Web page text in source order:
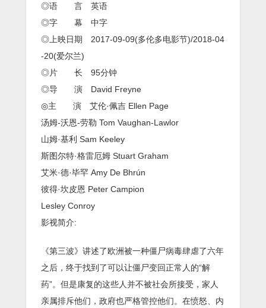
◎语 言 英语
◎字 幕 中字
◎上映日期 2017-09-09(多伦多电影节)/2018-04
-20(爱尔兰)
◎片 长 95分钟
◎导 演 David Freyne
◎主 演 艾伦·佩吉 Ellen Page
汤姆-沃恩-劳勒 Tom Vaughan-Lawlor
山姆·基利 Sam Keeley
斯图尔特·格雷厄姆 Stuart Graham
艾米·德·毕罕 Amy De Bhrún
彼得·坎皮恩 Peter Campion
Lesley Conroy
影视简介:
《第三波》讲述了欧洲被一种僵尸病毒肆虐了六年
之后，终于找到了可以让僵尸变回正常人的“解
药”。但是康复的这些人并不被社会所接受，家人
亲属排斥他们，政府也严格管控他们。在愤怒、内